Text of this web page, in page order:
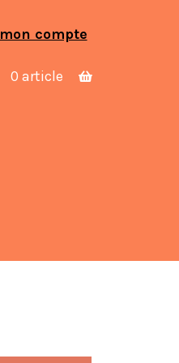
mon compte
0 article